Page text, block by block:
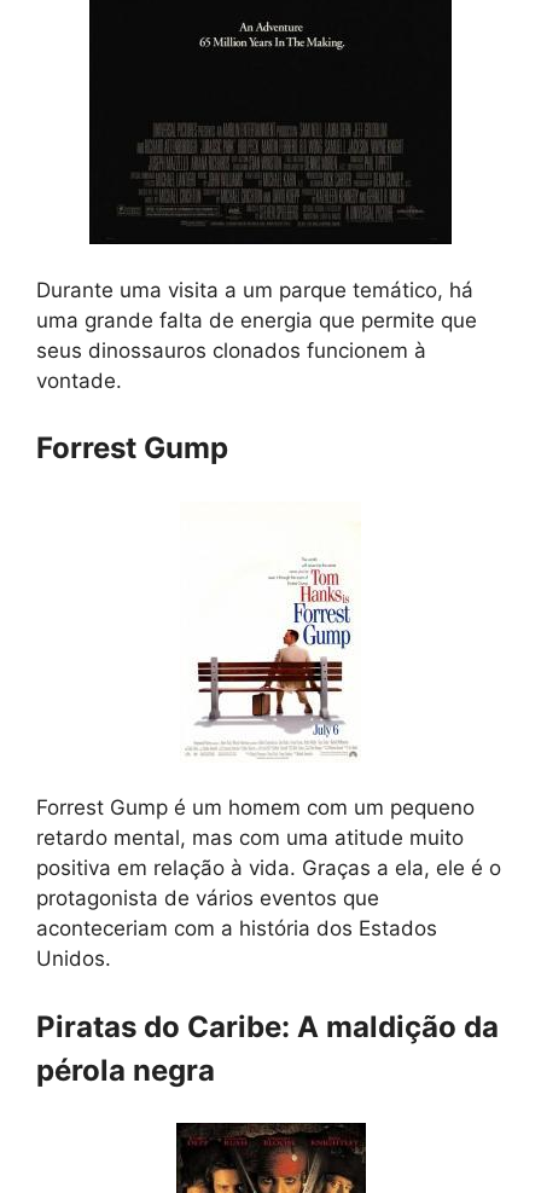
Durante uma visita a um parque temático, há
uma grande falta de energia que permite que
seus dinossauros clonados funcionem à
vontade.
Forrest Gump
Forrest Gump é um homem com um pequeno
retardo mental, mas com uma atitude muito
positiva em relação à vida. Graças a ela, ele é o
protagonista de vários eventos que
aconteceriam com a história dos Estados
Unidos.
Piratas do Caribe: A maldição da
pérola negra